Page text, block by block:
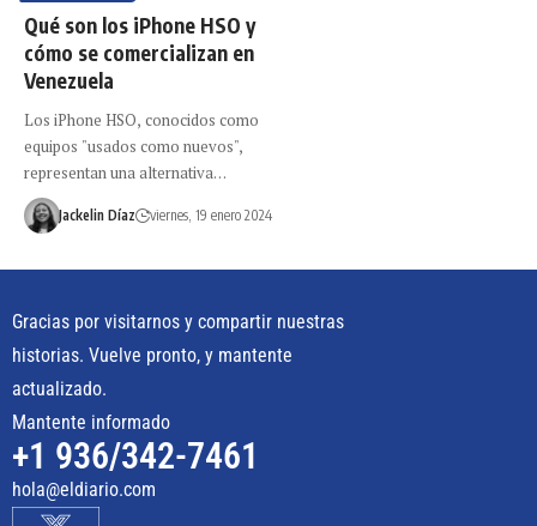
Qué son los iPhone HSO y
cómo se comercializan en
Venezuela
Los iPhone HSO, conocidos como
equipos "usados como nuevos",
representan una alternativa…
Jackelin Díaz viernes, 19 enero 2024
Gracias por visitarnos y compartir nuestras
historias. Vuelve pronto, y mantente
actualizado.
Mantente informado
+1 936/342-7461
hola@eldiario.com